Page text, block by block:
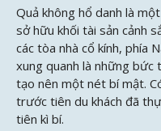
Quả không hổ danh là
sở hữu khối tài sản cảnh
các tòa nhà cổ kính, phía
xung quanh là những bức
tạo nên một nét bí mật.
trước tiên du khách đã
tiên kì bí.